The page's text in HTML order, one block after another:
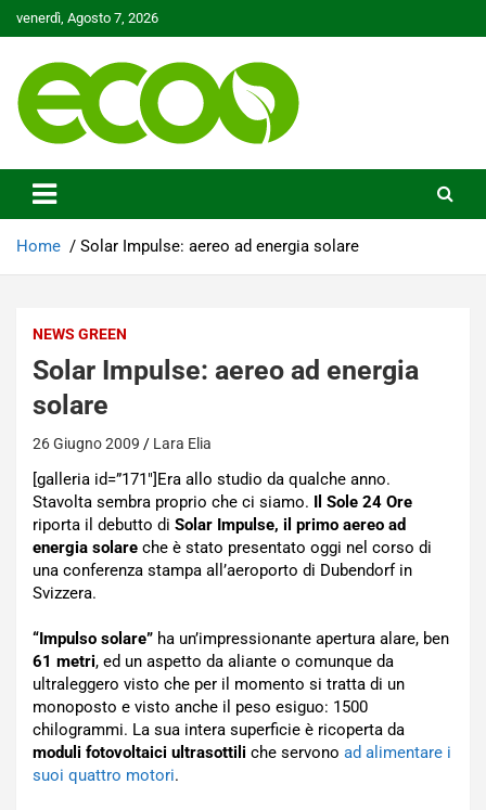
to
venerdì, Agosto 7, 2026
Ecoo.it
Home Solar Impulse: aereo ad energia solare
NEWS GREEN
Solar Impulse: aereo ad energia
solare
26 Giugno 2009 Lara Elia
[galleria id=”171″]Era allo studio da qualche anno.
Stavolta sembra proprio che ci siamo. Il Sole 24 Ore
riporta il debutto di Solar Impulse, il primo aereo ad
energia solare che è stato presentato oggi nel corso di
una conferenza stampa all’aeroporto di Dubendorf in
Svizzera.
“Impulso solare” ha un’impressionante apertura alare, ben
61 metri, ed un aspetto da aliante o comunque da
ultraleggero visto che per il momento si tratta di un
monoposto e visto anche il peso esiguo: 1500
chilogrammi. La sua intera superficie è ricoperta da
moduli fotovoltaici ultrasottili che servono ad alimentare i
suoi quattro motori.